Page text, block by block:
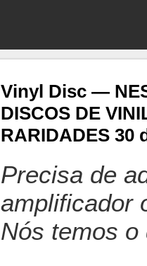
Vinyl Disc —
DISCOS DE
RARIDADES 30
Precisa de
amplificador
Nós temos o